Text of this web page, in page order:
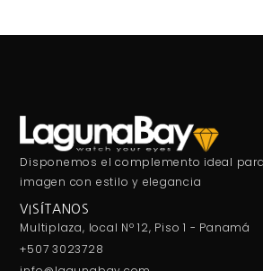
Disponemos el complemento ideal
imagen con estilo y elegancia
VISÍTANOS
Multiplaza, local Nº 12, Piso 1 - Panamá
+507 3023728